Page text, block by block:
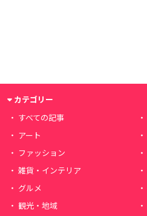
カテゴリー
すべての記事
アート
ファッション
雑貨・インテリア
グルメ
観光・地域